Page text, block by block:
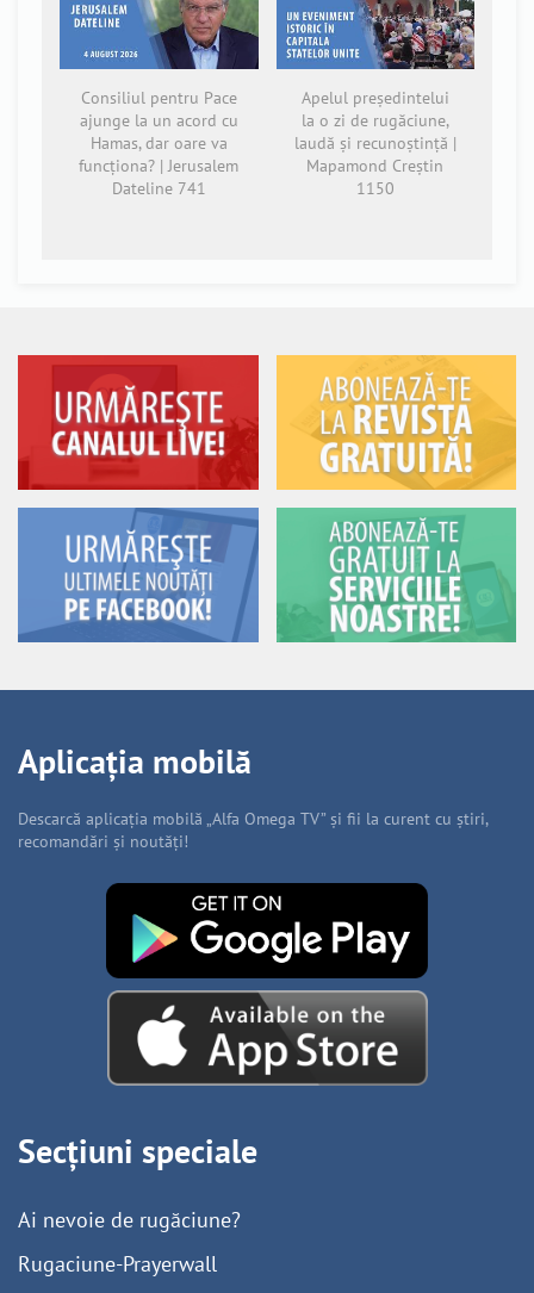
Consiliul pentru Pace
ajunge la un acord cu
Hamas, dar oare va
funcționa? | Jerusalem
Dateline 741
Apelul președintelui
la o zi de rugăciune,
laudă și recunoștință |
Mapamond Creștin
1150
Aplicația mobilă
Descarcă aplicația mobilă „Alfa Omega TV” și fii la curent cu știri,
recomandări și noutăți!
Secțiuni speciale
Ai nevoie de rugăciune?
Rugaciune-Prayerwall